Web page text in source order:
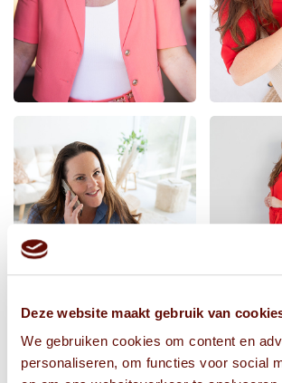
Deze website maakt gebruik van
We gebruiken cookies om content en
personaliseren, om functies voor social